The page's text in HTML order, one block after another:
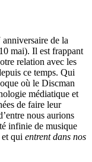
anniversaire de la
mai). Il est frappant
relation avec les
ce temps. Qui
où le Discman
médiatique et
de faire leur
nous aurions
infinie de musique
qui entrent dans nos